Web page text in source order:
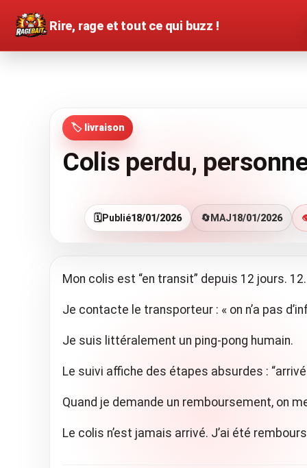
Rire, rage et tout ce qui buzz !
🏷️ livraison
Colis perdu,
🗓️ Publié18/01/2026 🔄 MAJ18/01/2026
Mon colis est “en transit” depuis 12 jours.
Je contacte le transporteur : « on n’a pas
Je suis littéralement un ping-pong humain.
Le suivi affiche des étapes absurdes :
Quand je demande un remboursement, on
Le colis n’est jamais arrivé. J’ai été